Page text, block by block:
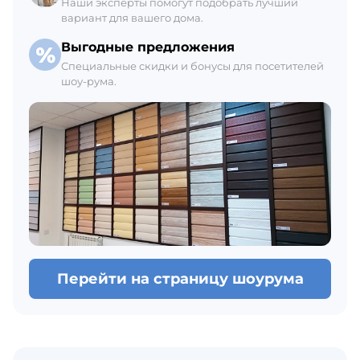
вариант для вашего дома.
Выгодные предложения
Специальные скидки и бонусы для посетителей
шоу-рума.
Перейти на страницу шоурума